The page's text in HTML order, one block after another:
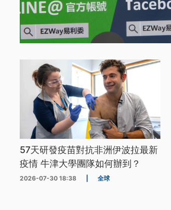
57天研發疫苗對抗非洲伊波拉最新
疫情 牛津大學團隊如何辦到？
2026-07-30 18:38 全球